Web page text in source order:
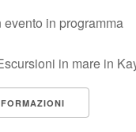
evento in programma
in mare in